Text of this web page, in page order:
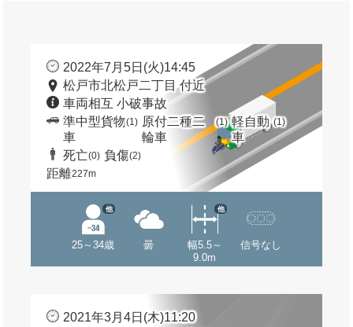
2022年7月5日(火)14:45
松戸市北松戸二丁目 付近
車両相互 小破事故
準中型貨物
車
(1) 原付二種二
輪車
(1) 軽自動
車
(1)
死亡(0) 負傷(2)
距離227m
25～34歳
他
曇
幅5.5～
9.0m
他
信号なし
2021年3月4日(木)11:20